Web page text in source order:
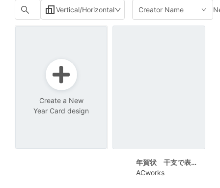
Vertical/Horizontal Creator Name
Create a New
Year Card design
年賀状 干支で表現されたの数字
ACworks